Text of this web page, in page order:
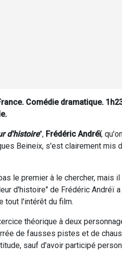
Comédie dramatique.
d'histoire", Frédéric Andréï,
Beineix, s'est clairement mis
le premier à le chercher, mais
d'histoire" de Frédéric Andréï
tout l'intérêt du film.
théorique à deux
de fausses pistes et de
sauf d'avoir participé